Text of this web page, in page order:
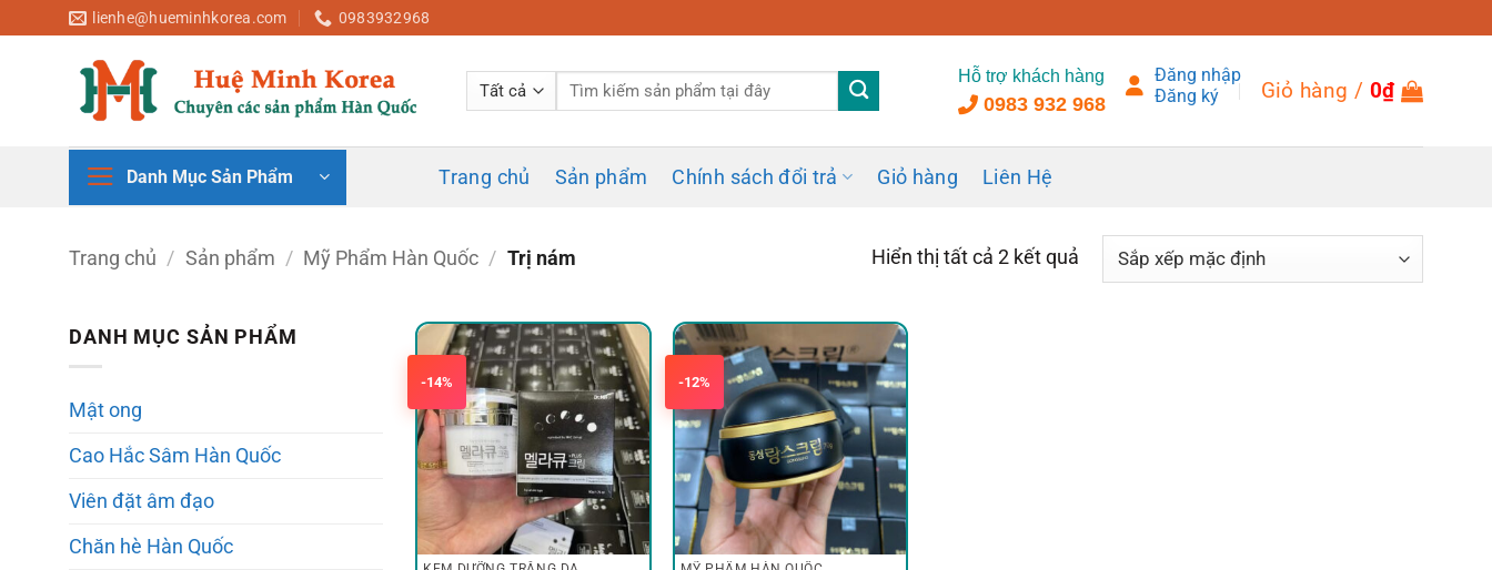
lienhe@hueminhkorea.com 0983932968
Tìm
Hỗ trợ khách hàng
0983 932 968
Đăng nhập
Đăng ký
Giỏ hàng / 0₫
Danh Mục Sản Phẩm Trang chủ Sản phẩm Chính sách đổi trả Giỏ hàng Liên Hệ
Trang chủ / Sản phẩm / Mỹ Phẩm Hàn Quốc / Trị nám Hiển thị tất cả 2 kết quả
DANH MỤC SẢN PHẨM
Mật ong
Cao Hắc Sâm Hàn Quốc
Viên đặt âm đạo
Chăn hè Hàn Quốc
-14% -12%